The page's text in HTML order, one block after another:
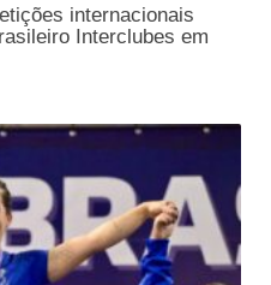
internacionais
Interclubes em